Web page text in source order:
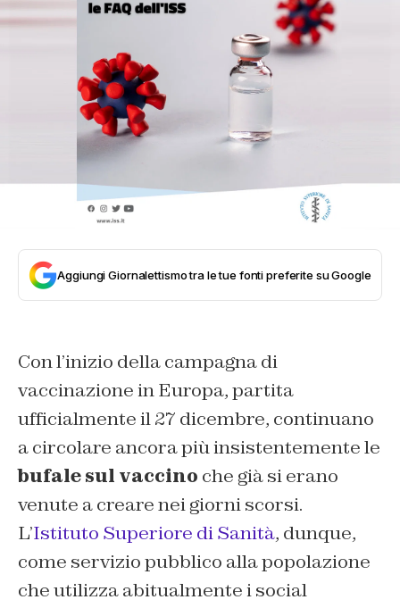
Aggiungi Giornalettismo tra le tue fonti preferite su Google
Con l’inizio della campagna di
vaccinazione in Europa, partita
ufficialmente il 27 dicembre, continuano
a circolare ancora più insistentemente le
bufale sul vaccino che già si erano
venute a creare nei giorni scorsi.
L’Istituto Superiore di Sanità, dunque,
come servizio pubblico alla popolazione
che utilizza abitualmente i social